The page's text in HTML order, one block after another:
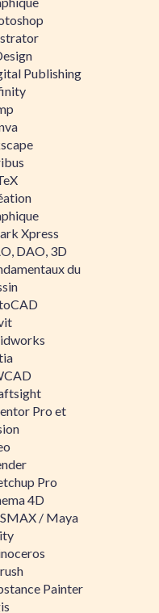
Publishing
Xpress
DAO, 3D
du
Pro et
Pro
4D
/ Maya
Painter